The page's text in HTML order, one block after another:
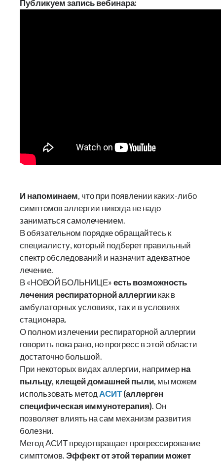
Публикуем запись вебинара:
И напоминаем, что при появлении каких-либо
симптомов аллергии никогда не надо
заниматься самолечением.
В обязательном порядке обращайтесь к
специалисту, который подберет правильный
спектр обследований и назначит адекватное
лечение.
В «НОВОЙ БОЛЬНИЦЕ» есть возможность
лечения респираторной аллергии как в
амбулаторных условиях, так и в условиях
стационара.
О полном излечении респираторной аллергии
говорить пока рано, но прогресс в этой области
достаточно большой.
При некоторых видах аллергии, например на
пыльцу, клещей домашней пыли, мы можем
использовать метод АСИТ(аллерген
специфическая иммунотерапия). Он
позволяет влиять на сам механизм развития
болезни.
Метод АСИТ предотвращает прогрессирование
симптомов. Эффект от этой терапии может